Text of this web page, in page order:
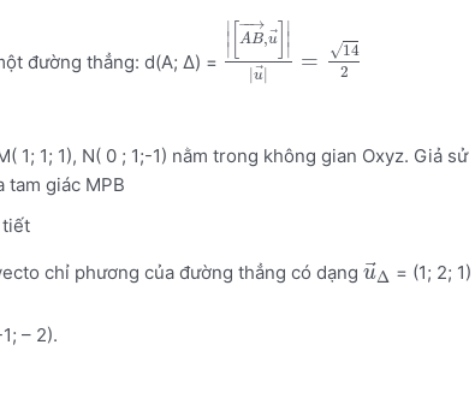
đường thẳng: d(A; Δ) =
∣
∣
∣ [AB
−→
−
,u] ∣
∣
∣
|u⃗ = 14
√
2
1; 1; 1), N( 0 ; 1;-1) nằm trong không gian Oxyz. Giả sử
tam giác MPB
tiết
chỉ phương của đường thẳng có dạng u⃗
Δ = (1; 2; 1)
– 2).